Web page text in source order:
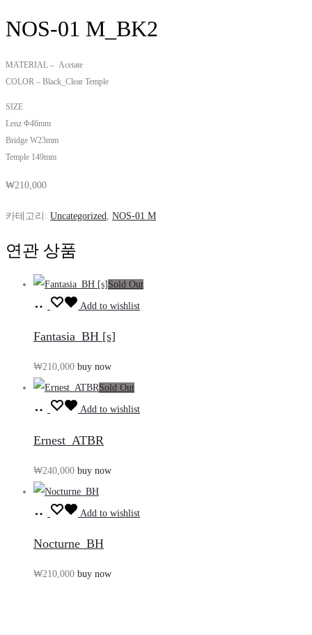
NOS-01 M_BK2
MATERIAL – Acetate
COLOR – Black_Clear Temple
SIZE
Lenz Φ46mm
Bridge W23mm
Temple 149mm
₩210,000
카테고리: Uncategorized, NOS-01 M
연관 상품
Sold Out
장
니
담
기
Add to wishlist
Fantasia_BH [s]
₩210,000 buy now
Sold Out
장
니
담
기
Add to wishlist
Ernest_ATBR
₩240,000 buy now
장
니
Add to wishlist
Nocturne_BH
₩210,000 buy now